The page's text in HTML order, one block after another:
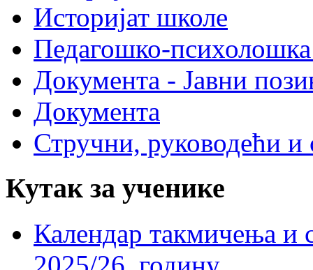
Историјат школе
Педагошко-психолошка
Документа - Јавни
Документа
Стручни, руководећи и
Кутак за ученике
Календар такмичења